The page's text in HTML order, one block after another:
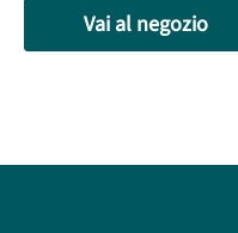
Vai al negozio